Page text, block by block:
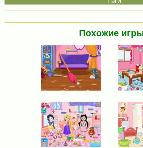
Похожие